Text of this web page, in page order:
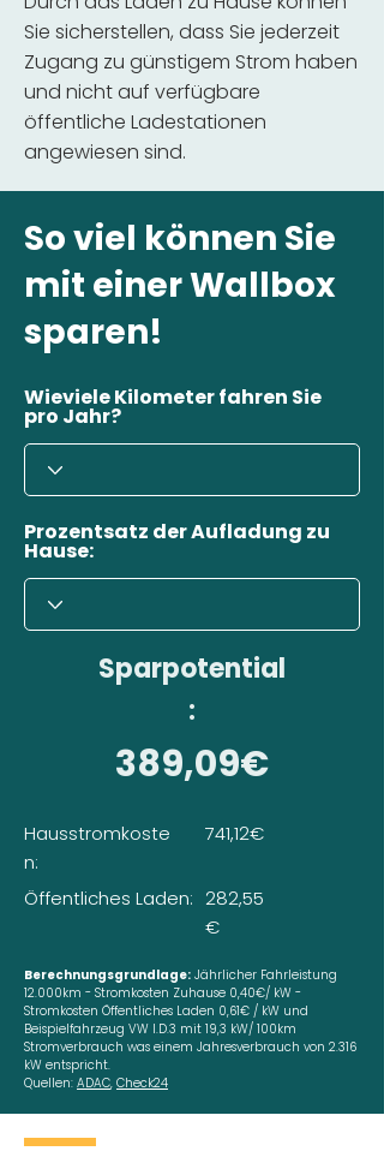
Sie sicherstellen, dass Sie jederzeit
Zugang zu günstigem Strom haben
und nicht auf verfügbare
öffentliche Ladestationen
angewiesen sind.
So viel können Sie
mit einer Wallbox
sparen!
Wieviele Kilometer fahren Sie
pro Jahr?
Prozentsatz der Aufladung zu
Hause:
Sparpotential
:
389,09€
Hausstromkoste
n:
Öffentliches Laden:
741,12€
282,55
€
Berechnungsgrundlage: Jährlicher Fahrleistung
12.000km - Stromkosten Zuhause 0,40€/ kW -
Stromkosten Öffentliches Laden 0,61€ / kW und
Beispielfahrzeug VW I.D.3 mit 19,3 kW/ 100km
Stromverbrauch was einem Jahresverbrauch von 2.316
kW entspricht.
Quellen: ADAC, Check24